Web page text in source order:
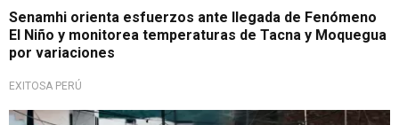
Senamhi orienta esfuerzos ante llegada de Fenómeno
El Niño y monitorea temperaturas de Tacna y Moquegua
por variaciones
EXITOSA PERÚ